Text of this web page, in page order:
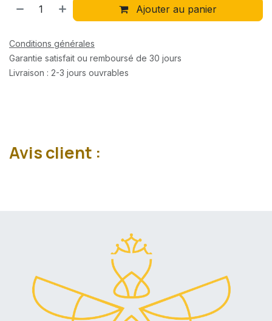
Ajouter au panier
Conditions générales
Garantie satisfait ou remboursé de 30 jours
Livraison : 2-3 jours ouvrables
Avis client :